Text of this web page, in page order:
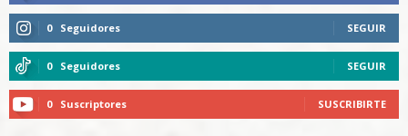
0 Seguidores SEGUIR
0 Seguidores SEGUIR
0 Suscriptores SUSCRIBIRTE